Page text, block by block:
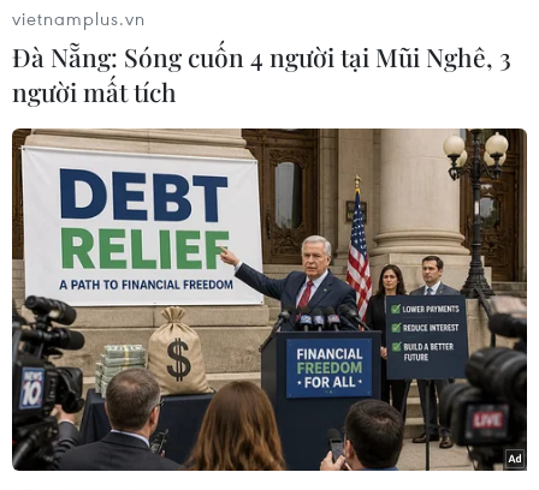
khoảng 9h50 sáng, một tàu kéo lùi ra khỏi Cảng
quốc tế Texas đã mất kiểm soát đối với 2 sà lan
chở nhiên liệu mà con tàu này đang lai dắt. Một
sà lan trong đó đã đâm vào trụ cây cầu dẫn đến
Đảo Pelican, phía Bắc Galveston.
Vụ việc xảy ra khi dòng chảy bất lợi và thủy
triều dâng cao, khiến dầu từ sà lan tràn vào
kênh ngoài khơi Vịnh Galveston. Hiện các thủy
thủ đoàn đang nỗ lực làm sạch các vệt dầu
loang.
Thiếu tá Ray Nolen tại Văn phòng Cảnh sát
trưởng quận Galveston cho biết một người trên
vietnamplus.vn
Đà Nẵng: Sóng cuốn 4 người tại Mũi Nghê, 3
người mất tích